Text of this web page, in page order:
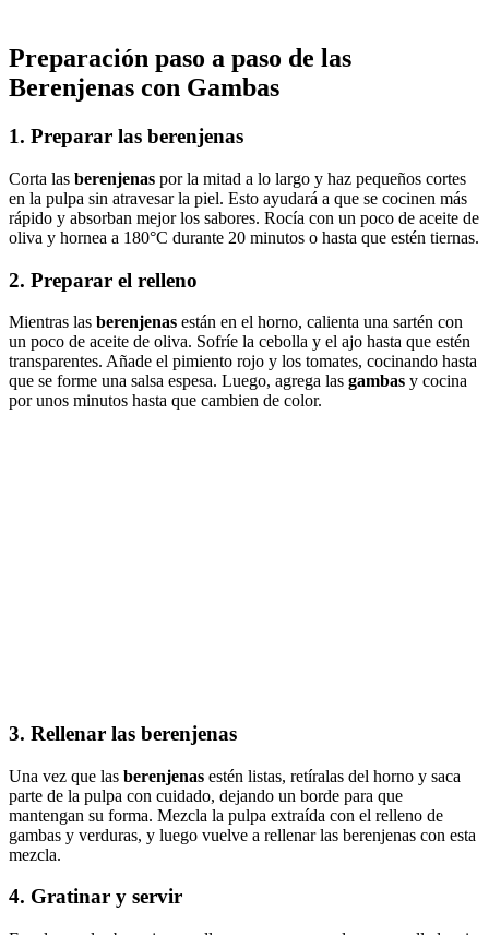
Preparación paso a paso de las
Berenjenas con Gambas
1. Preparar las berenjenas
Corta las berenjenas por la mitad a lo largo y haz pequeños cortes
en la pulpa sin atravesar la piel. Esto ayudará a que se cocinen más
rápido y absorban mejor los sabores. Rocía con un poco de aceite de
oliva y hornea a 180°C durante 20 minutos o hasta que estén tiernas.
2. Preparar el relleno
Mientras las berenjenas están en el horno, calienta una sartén con
un poco de aceite de oliva. Sofríe la cebolla y el ajo hasta que estén
transparentes. Añade el pimiento rojo y los tomates, cocinando hasta
que se forme una salsa espesa. Luego, agrega las gambas y cocina
por unos minutos hasta que cambien de color.
3. Rellenar las berenjenas
Una vez que las berenjenas estén listas, retíralas del horno y saca
parte de la pulpa con cuidado, dejando un borde para que
mantengan su forma. Mezcla la pulpa extraída con el relleno de
gambas y verduras, y luego vuelve a rellenar las berenjenas con esta
mezcla.
4. Gratinar y servir